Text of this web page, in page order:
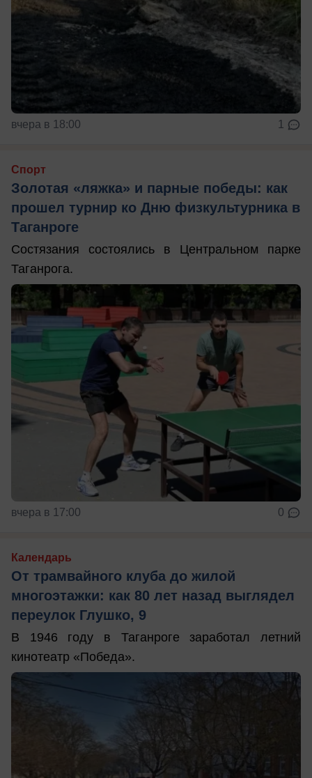
вчера в 18:00 1
Спорт
Золотая «ляжка» и парные победы: как
прошел турнир ко Дню физкультурника в
Таганроге
Состязания состоялись в Центральном парке
Таганрога.
вчера в 17:00 0
Календарь
От трамвайного клуба до жилой
многоэтажки: как 80 лет назад выглядел
переулок Глушко, 9
В 1946 году в Таганроге заработал летний
кинотеатр «Победа».